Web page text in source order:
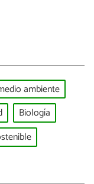
ambiente
Biología